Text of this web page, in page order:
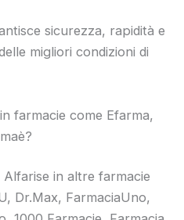
sicurezza, rapidità e
migliori condizioni di
farmacie come Efarma,
Alfarise in altre farmacie
Dr.Max, FarmaciaUno,